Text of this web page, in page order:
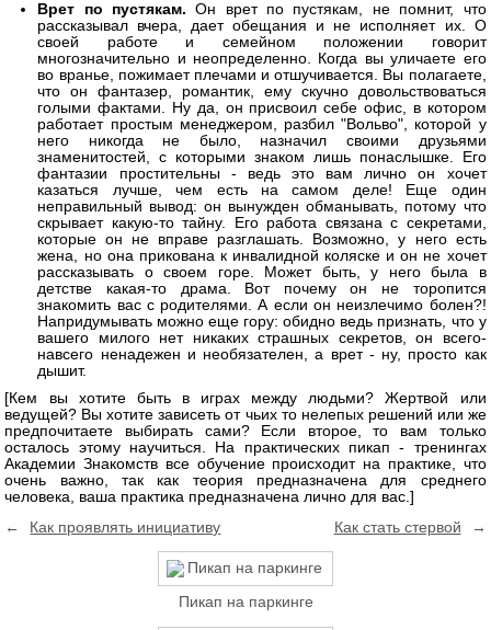
Врет по пустякам. Он врет по пустякам, не помнит, что
рассказывал вчера, дает обещания и не исполняет их. О
своей работе и семейном положении говорит
многозначительно и неопределенно. Когда вы уличаете его
во вранье, пожимает плечами и отшучивается. Вы полагаете,
что он фантазер, романтик, ему скучно довольствоваться
голыми фактами. Ну да, он присвоил себе офис, в котором
работает простым менеджером, разбил "Вольво", которой у
него никогда не было, назначил своими друзьями
знаменитостей, с которыми знаком лишь понаслышке. Его
фантазии простительны - ведь это вам лично он хочет
казаться лучше, чем есть на самом деле! Еще один
неправильный вывод: он вынужден обманывать, потому что
скрывает какую-то тайну. Его работа связана с секретами,
которые он не вправе разглашать. Возможно, у него есть
жена, но она прикована к инвалидной коляске и он не хочет
рассказывать о своем горе. Может быть, у него была в
детстве какая-то драма. Вот почему он не торопится
знакомить вас с родителями. А если он неизлечимо болен?!
Напридумывать можно еще гору: обидно ведь признать, что у
вашего милого нет никаких страшных секретов, он всего-
навсего ненадежен и необязателен, а врет - ну, просто как
дышит.
[Кем вы хотите быть в играх между людьми? Жертвой или
ведущей? Вы хотите зависеть от чьих то нелепых решений или же
предпочитаете выбирать сами? Если второе, то вам только
осталось этому научиться. На практических пикап - тренингах
Академии Знакомств все обучение происходит на практике, что
очень важно, так как теория предназначена для среднего
человека, ваша практика предназначена лично для вас.]
←
Как проявлять инициативу Как стать стервой →
Пикап на паркинге